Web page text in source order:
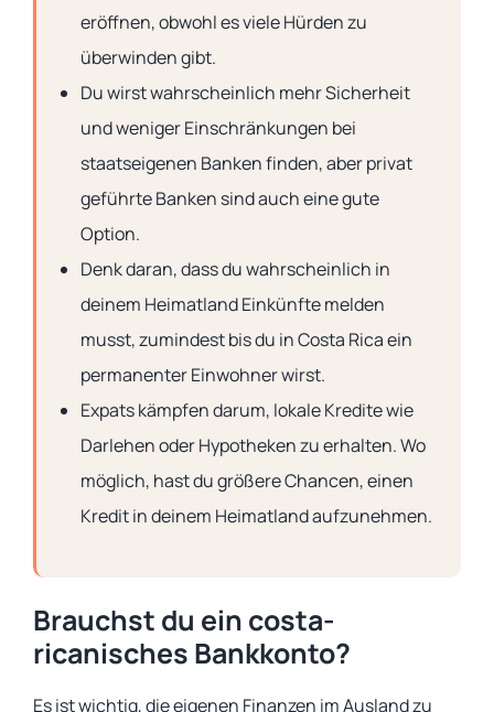
eröffnen, obwohl es viele Hürden zu
überwinden gibt.
Du wirst wahrscheinlich mehr Sicherheit
und weniger Einschränkungen bei
staatseigenen Banken finden, aber privat
geführte Banken sind auch eine gute
Option.
Denk daran, dass du wahrscheinlich in
deinem Heimatland Einkünfte melden
musst, zumindest bis du in Costa Rica ein
permanenter Einwohner wirst.
Expats kämpfen darum, lokale Kredite wie
Darlehen oder Hypotheken zu erhalten. Wo
möglich, hast du größere Chancen, einen
Kredit in deinem Heimatland aufzunehmen.
Brauchst du ein costa-
ricanisches Bankkonto?
Es ist wichtig, die eigenen Finanzen im Ausland zu